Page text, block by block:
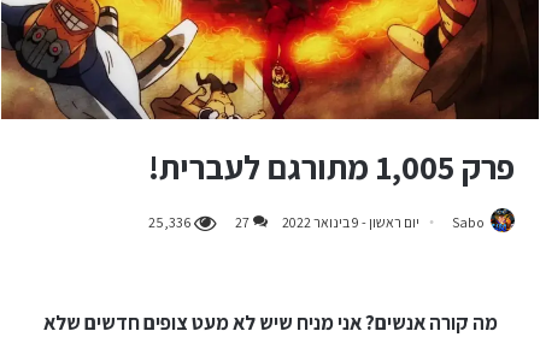
פרק 1,005 מתורגם לעברית!
Sabo יום ראשון - 9 בינואר 2022 27
25,336
מה קורה אנשים? אני מניח שיש לא מעט צופים חדשים שלא